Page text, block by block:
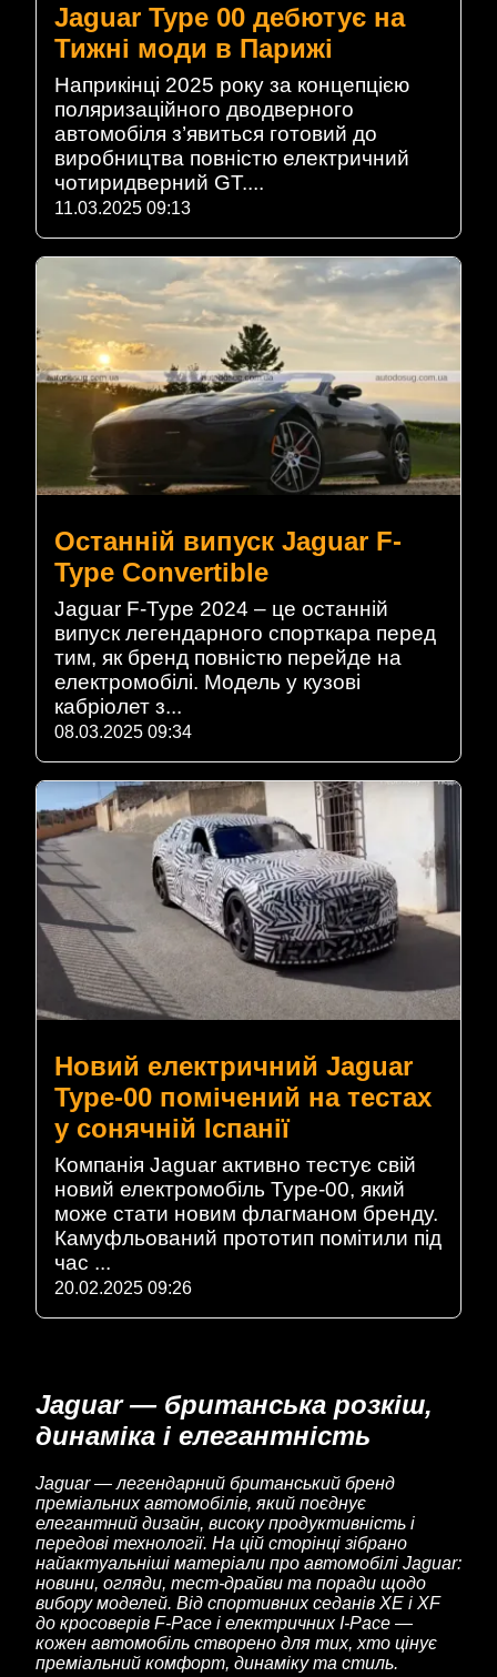
Jaguar Type 00 дебютує на
Тижні моди в Парижі
Наприкінці 2025 року за концепцією
поляризаційного дводверного
автомобіля з’явиться готовий до
виробництва повністю електричний
чотиридверний GT....
11.03.2025 09:13
Останній випуск Jaguar F-
Type Convertible
Jaguar F-Type 2024 – це останній
випуск легендарного спорткара перед
тим, як бренд повністю перейде на
електромобілі. Модель у кузові
кабріолет з...
08.03.2025 09:34
Новий електричний Jaguar
Type-00 помічений на тестах
у сонячній Іспанії
Компанія Jaguar активно тестує свій
новий електромобіль Type-00, який
може стати новим флагманом бренду.
Камуфльований прототип помітили під
час ...
20.02.2025 09:26
Jaguar — британська розкіш,
динаміка і елегантність
Jaguar — легендарний британський бренд
преміальних автомобілів, який поєднує
елегантний дизайн, високу продуктивність і
передові технології. На цій сторінці зібрано
найактуальніші матеріали про автомобілі Jaguar:
новини, огляди, тест-драйви та поради щодо
вибору моделей. Від спортивних седанів XE і XF
до кросоверів F-Pace і електричних I-Pace —
кожен автомобіль створено для тих, хто цінує
преміальний комфорт, динаміку та стиль.